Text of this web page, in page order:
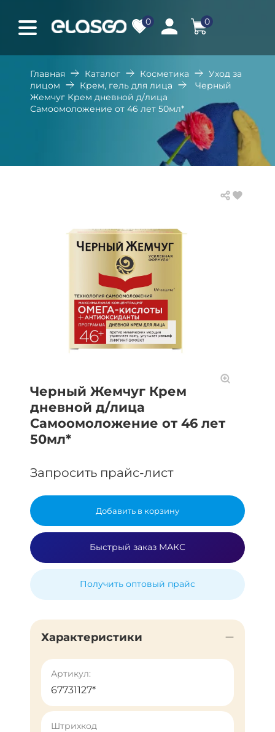
0 0
Главная Каталог Косметика
Уход за
лицом
Крем, гель для лица
Черный
Жемчуг Крем дневной д/лица
Самоомоложение от 46 лет 50мл*
Черный Жемчуг Крем
дневной д/лица
Самоомоложение от 46 лет
50мл*
Запросить прайс-лист
Добавить в корзину
Быстрый заказ МАКС
Получить оптовый прайс
Характеристики
Артикул:
67731127*
Штрихкод